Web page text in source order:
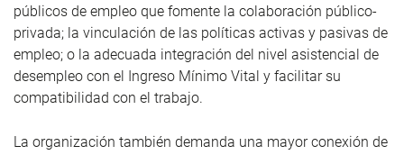
públicos de empleo que fomente la colaboración público-
privada; la vinculación de las políticas activas y pasivas de
empleo; o la adecuada integración del nivel asistencial de
desempleo con el Ingreso Mínimo Vital y facilitar su
compatibilidad con el trabajo.
La organización también demanda una mayor conexión de